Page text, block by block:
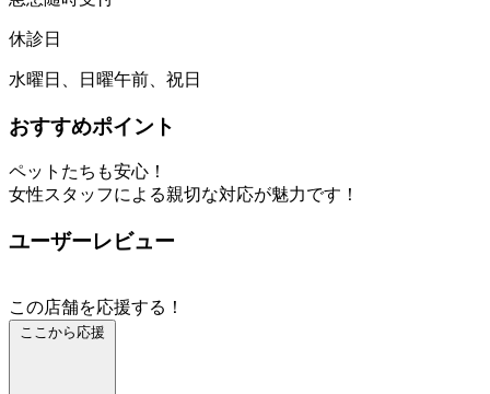
休診日
水曜日、日曜午前、祝日
おすすめポイント
ペットたちも安心！
女性スタッフによる親切な対応が魅力です！
ユーザーレビュー
この店舗を応援する！
ここから応援